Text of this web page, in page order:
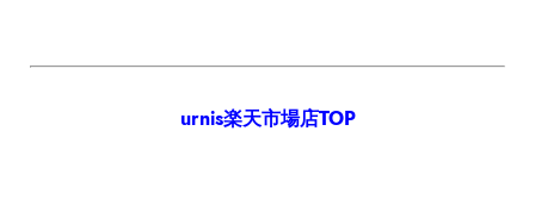
urnis楽天市場店TOP